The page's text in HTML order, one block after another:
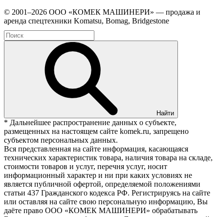
© 2001–2026 ООО «КОМЕК МАШИНЕРИ» — продажа и
аренда спецтехники Komatsu, Bomag, Bridgestone
Найти
* Дальнейшее распространение данных о субъекте,
размещенных на настоящем сайте komek.ru, запрещено
субъектом персональных данных.
Вся представленная на сайте информация, касающаяся
технических характеристик товара, наличия товара на складе,
стоимости товаров и услуг, перечня услуг, носит
информационный характер и ни при каких условиях не
является публичной офертой, определяемой положениями
статьи 437 Гражданского кодекса РФ. Регистрируясь на сайте
или оставляя на сайте свою персональную информацию, Вы
даёте право ООО «КОМЕК МАШИНЕРИ» обрабатывать